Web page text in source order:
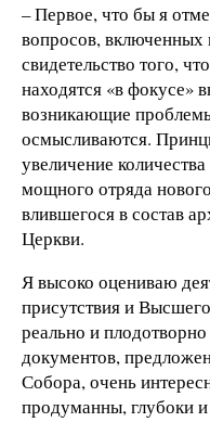
– Первое, что бы я
вопросов, включенных
свидетельство того,
находятся «в фокусе»
возникающие
осмысливаются.
увеличение
мощного отряда
влившегося в состав
Церкви.
Я высоко оцениваю
присутствия и
реально и
документов,
Собора, очень
продуманны, глубоки